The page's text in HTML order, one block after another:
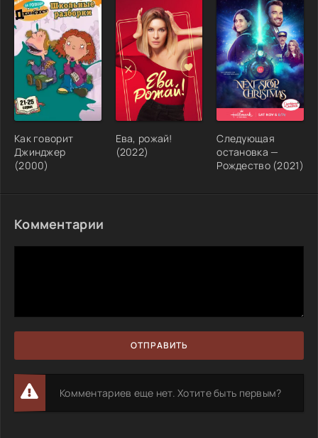
Как говорит
Джинджер
(2000)
Ева, рожай!
(2022)
Следующая
остановка —
Рождество (2021)
Комментарии
ОТПРАВИТЬ
Комментариев еще нет. Хотите быть первым?